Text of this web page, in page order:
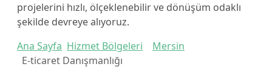
projelerini hızlı, ölçeklenebilir ve dönüşüm odaklı
şekilde devreye alıyoruz.
Ana Sayfa Hizmet Bölgeleri
Mersin
E-ticaret Danışmanlığı